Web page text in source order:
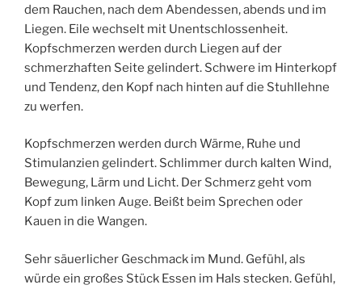
dem Rauchen, nach dem Abendessen, abends und im
Liegen. Eile wechselt mit Unentschlossenheit.
Kopfschmerzen werden durch Liegen auf der
schmerzhaften Seite gelindert. Schwere im Hinterkopf
und Tendenz, den Kopf nach hinten auf die Stuhllehne
zu werfen.
Kopfschmerzen werden durch Wärme, Ruhe und
Stimulanzien gelindert. Schlimmer durch kalten Wind,
Bewegung, Lärm und Licht. Der Schmerz geht vom
Kopf zum linken Auge. Beißt beim Sprechen oder
Kauen in die Wangen.
Sehr säuerlicher Geschmack im Mund. Gefühl, als
würde ein großes Stück Essen im Hals stecken. Gefühl,